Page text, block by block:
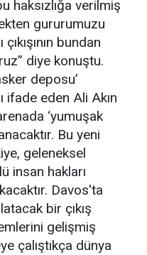
haksızlığa verilmiş
gururumuzu
bundan
diye konuştu.
deposu’
ifade eden Ali Akın
‘yumuşak
Bu yeni
geleneksel
insan hakları
Davos'ta
bir çıkış
gelişmiş
çalıştıkça dünya